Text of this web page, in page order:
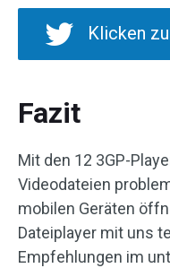
Klicken
Fazit
Mit den 12 3GP-
Videodateien
mobilen Geräten
Dateiplayer mit uns
Empfehlungen im